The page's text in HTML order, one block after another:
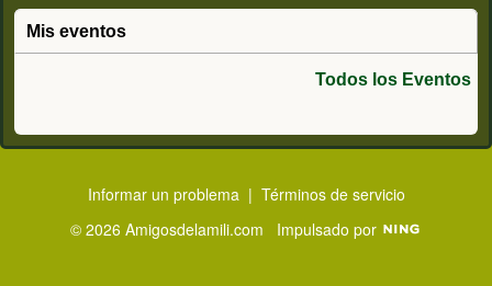
Mis eventos
Todos los Eventos
Informar un problema| Términos de servicio
© 2026 Amigosdelamili.com Impulsado por